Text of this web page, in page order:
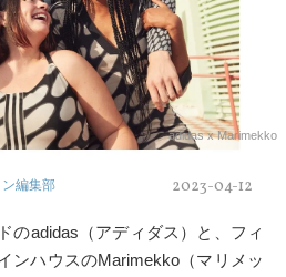
adidas x Marimekko
編集部 2023-04-12
のadidas（アディダス）と、フィ
ンハウスのMarimekko（マリメッ